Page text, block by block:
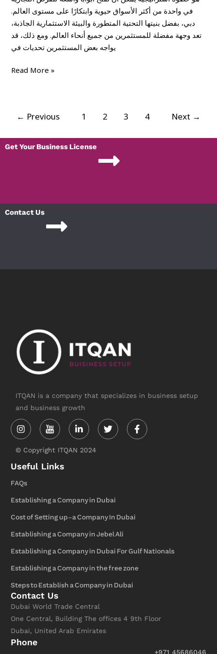
في واحدة من أكثر الأسواق حيوية وابتكارًا على مستوى العالم.
دبي، بفضل بنيتها التحتية المتطورة والبيئة الاستثمارية الجاذبة،
تعد وجهة مفضلة للمستثمرين من جميع أنحاء العالم. ومع ذلك، قد
يواجه بعض المستثمرين تحديات في
Read More »
← Previous 1 2 3 4 Next →
Get Your Business License
Contact Us
ITQAN is a company that specializes in business setup
and business growth
Instagram Linkedin-
in
TwitterFacebook-
f
© Copyright ITQAN 2024
Useful Links
FAQs
Establishing a Company in Dubai
Cost of Setting up-a Company In Dubai
Establishing a Company in Jebel Ali
Establishing a Company in Dubai For Gulf Nationals
Establishing a Company in the free zone
Steps to Establish a Company in Dubai
Contact Us
Dubai World Trade Central
One Central, Building The offices 4 9th Floor
Dubai, United Arab Emirates
Phone
+971 45686046